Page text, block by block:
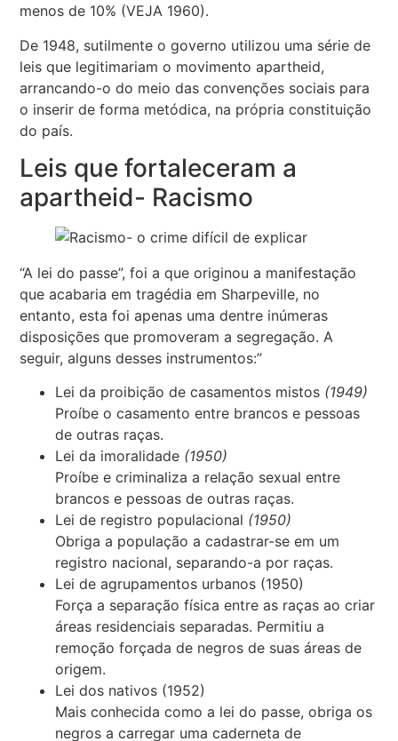
menos de 10% (VEJA 1960).
De 1948, sutilmente o governo utilizou uma série de
leis que legitimariam o movimento apartheid,
arrancando-o do meio das convenções sociais para
o inserir de forma metódica, na própria constituição
do país.
Leis que fortaleceram a
apartheid- Racismo
“A lei do passe”, foi a que originou a manifestação
que acabaria em tragédia em Sharpeville, no
entanto, esta foi apenas uma dentre inúmeras
disposições que promoveram a segregação. A
seguir, alguns desses instrumentos:”
Lei da proibição de casamentos mistos (1949)
Proíbe o casamento entre brancos e pessoas
de outras raças.
Lei da imoralidade (1950)
Proíbe e criminaliza a relação sexual entre
brancos e pessoas de outras raças.
Lei de registro populacional (1950)
Obriga a população a cadastrar-se em um
registro nacional, separando-a por raças.
Lei de agrupamentos urbanos (1950)
Força a separação física entre as raças ao criar
áreas residenciais separadas. Permitiu a
remoção forçada de negros de suas áreas de
origem.
Lei dos nativos (1952)
Mais conhecida como a lei do passe, obriga os
negros a carregar uma caderneta de